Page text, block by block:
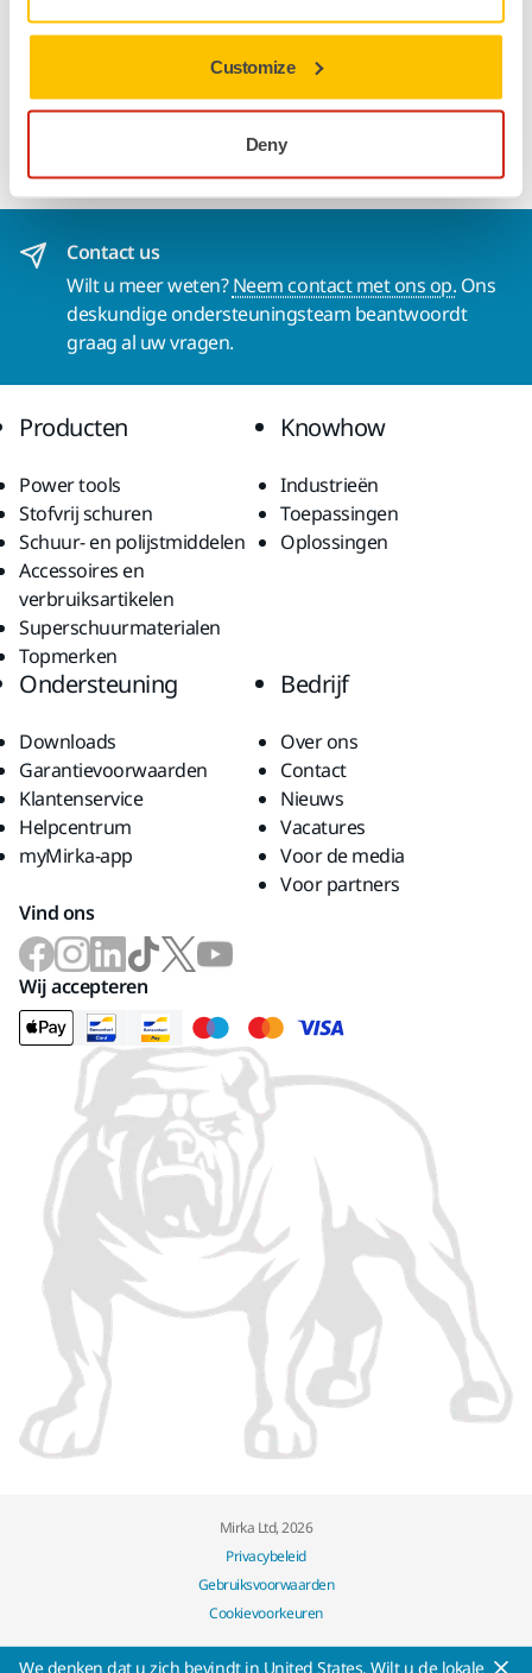
Customize
Deny
haken en 17 gaten voor een goede stofafzuiging. Deze
steunschijf mag alleen worden gebruikt in combinatie met
de stofzuigkap (Mirka code 9190152001).
Contact us
Wilt u meer weten?Neem contact met ons op. Ons
deskundige ondersteuningsteam beantwoordt
graag al uw vragen.
Producten
Power tools
Stofvrij schuren
Schuur- en polijstmiddelen
Accessoires en
verbruiksartikelen
Superschuurmaterialen
Topmerken
Knowhow
Industrieën
Toepassingen
Oplossingen
Ondersteuning
Downloads
Garantievoorwaarden
Klantenservice
Helpcentrum
myMirka-app
Bedrijf
Over ons
Contact
Nieuws
Vacatures
Voor de media
Voor partners
Vind ons
Wij accepteren
Mirka Ltd, 2026
Privacybeleid
Gebruiksvoorwaarden
Cookievoorkeuren
We denken dat u zich bevindt in United States. Wilt u de lokale